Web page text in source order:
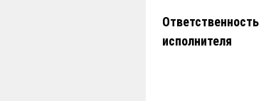
Ответственность
исполнителя